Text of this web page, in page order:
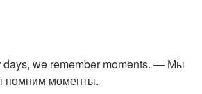
days, we remember moments. — Мы
помним моменты.